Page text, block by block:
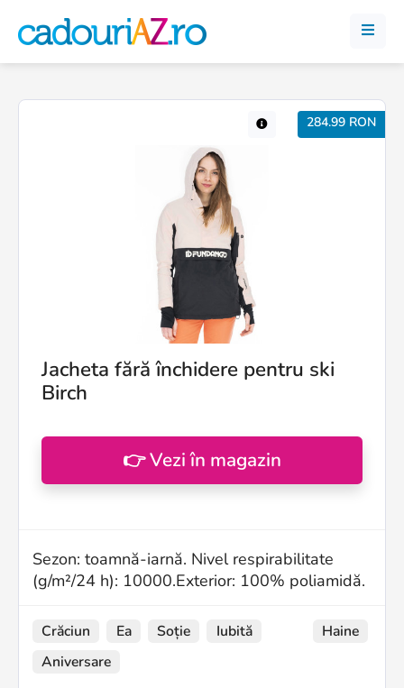
284.99 RON
Jacheta fără închidere pentru ski
Birch
👉 Vezi în magazin
Sezon: toamnă-iarnă. Nivel respirabilitate
(g/m²/24 h): 10000.Exterior: 100% poliamidă.
Crăciun Ea Soție
Iubită
Aniversare
Haine